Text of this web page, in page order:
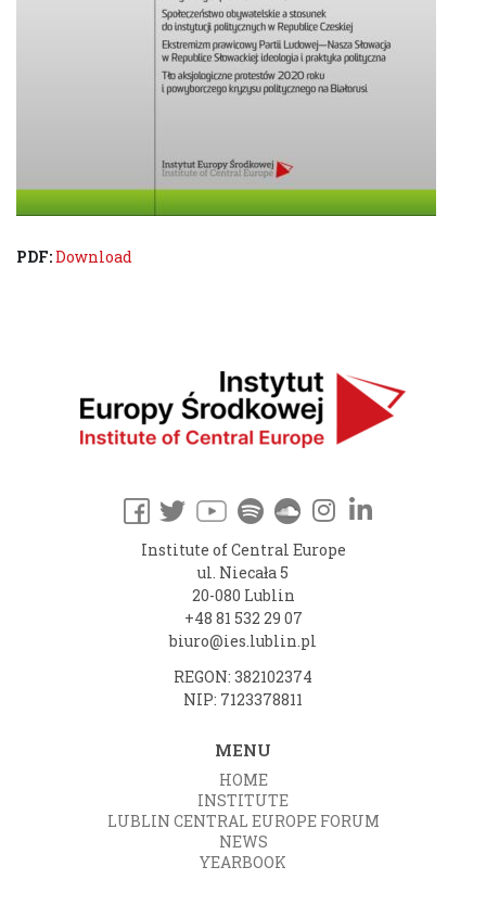
PDF:Download
Institute of Central Europe
ul. Niecała 5
20-080 Lublin
+48 81 532 29 07
biuro@ies.lublin.pl
REGON: 382102374
NIP: 7123378811
MENU
HOME
INSTITUTE
LUBLIN CENTRAL EUROPE FORUM
NEWS
YEARBOOK